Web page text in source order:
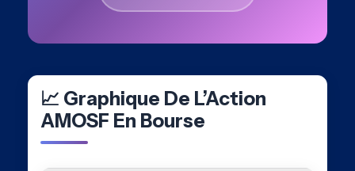
📈 Graphique De L’Action
AMOSF En Bourse